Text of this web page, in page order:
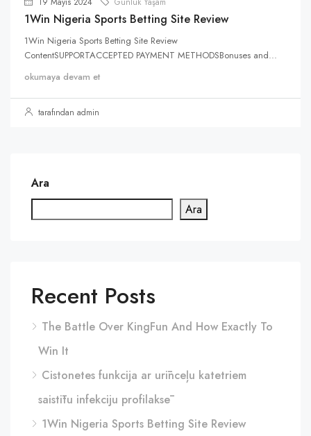
1Win Nigeria Sports Betting Site Review
1Win Nigeria Sports Betting Site Review
ContentSUPPORTACCEPTED PAYMENT METHODSBonuses and...
okumaya devam et
tarafından admin
Ara
Ara
Recent Posts
The Battle Over KingFun And How Exactly To
Win It
Cistonetes funkcija ar urīnceļu katetriem
saistītu infekciju profilaksē
1Win Nigeria Sports Betting Site Review